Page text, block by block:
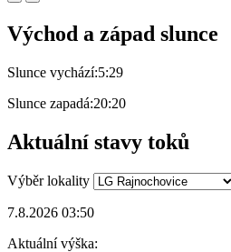
Východ a západ slunce
Slunce vychází:5:29
Slunce zapadá:20:20
Aktuální stavy toků
Výběr lokality
7.8.2026 03:50
Aktuální výška: